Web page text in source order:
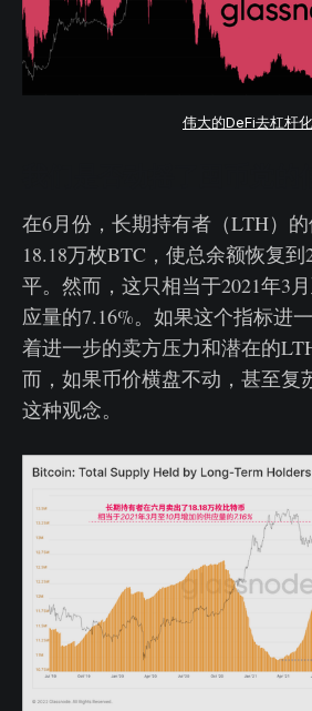
伟大的DeFi去杠杆化
在6月份，长期持有者（LTH）
18.18万枚BTC，使总余额恢复到
平。然而，这只相当于2021年3
应量的7.16%。如果这个指标进
着进一步的卖方压力和潜在的
而，如果币价横盘不动，甚至复
这种观念。